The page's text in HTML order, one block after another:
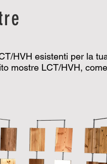
HVH esistenti per la
mostre LCT/HVH,